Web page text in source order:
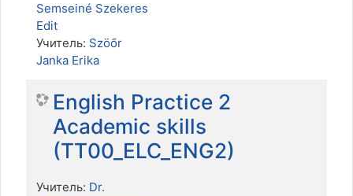
Semseiné Szekeres
Edit
Учитель: Szöőr
Janka Erika
English Practice 2
Academic skills
(TT00_ELC_ENG2)
Учитель: Dr.